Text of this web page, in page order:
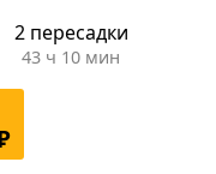
2 пересадки
43 ч 10 мин